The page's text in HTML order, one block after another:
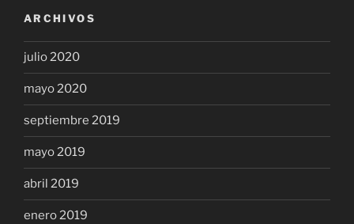
ARCHIVOS
julio 2020
mayo 2020
septiembre 2019
mayo 2019
abril 2019
enero 2019